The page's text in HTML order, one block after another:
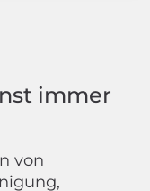
immer
von